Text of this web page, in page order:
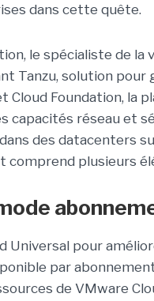
dans cette quête.
le spécialiste de la
Tanzu, solution
Cloud Foundation, la
capacités réseau et
des datacenters
comprend plusieurs
Universal pour
par
de VMware